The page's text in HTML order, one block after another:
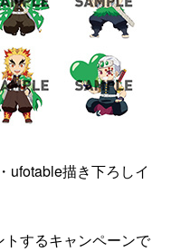
ufotable描き下ろしイ
するキャンペーンで